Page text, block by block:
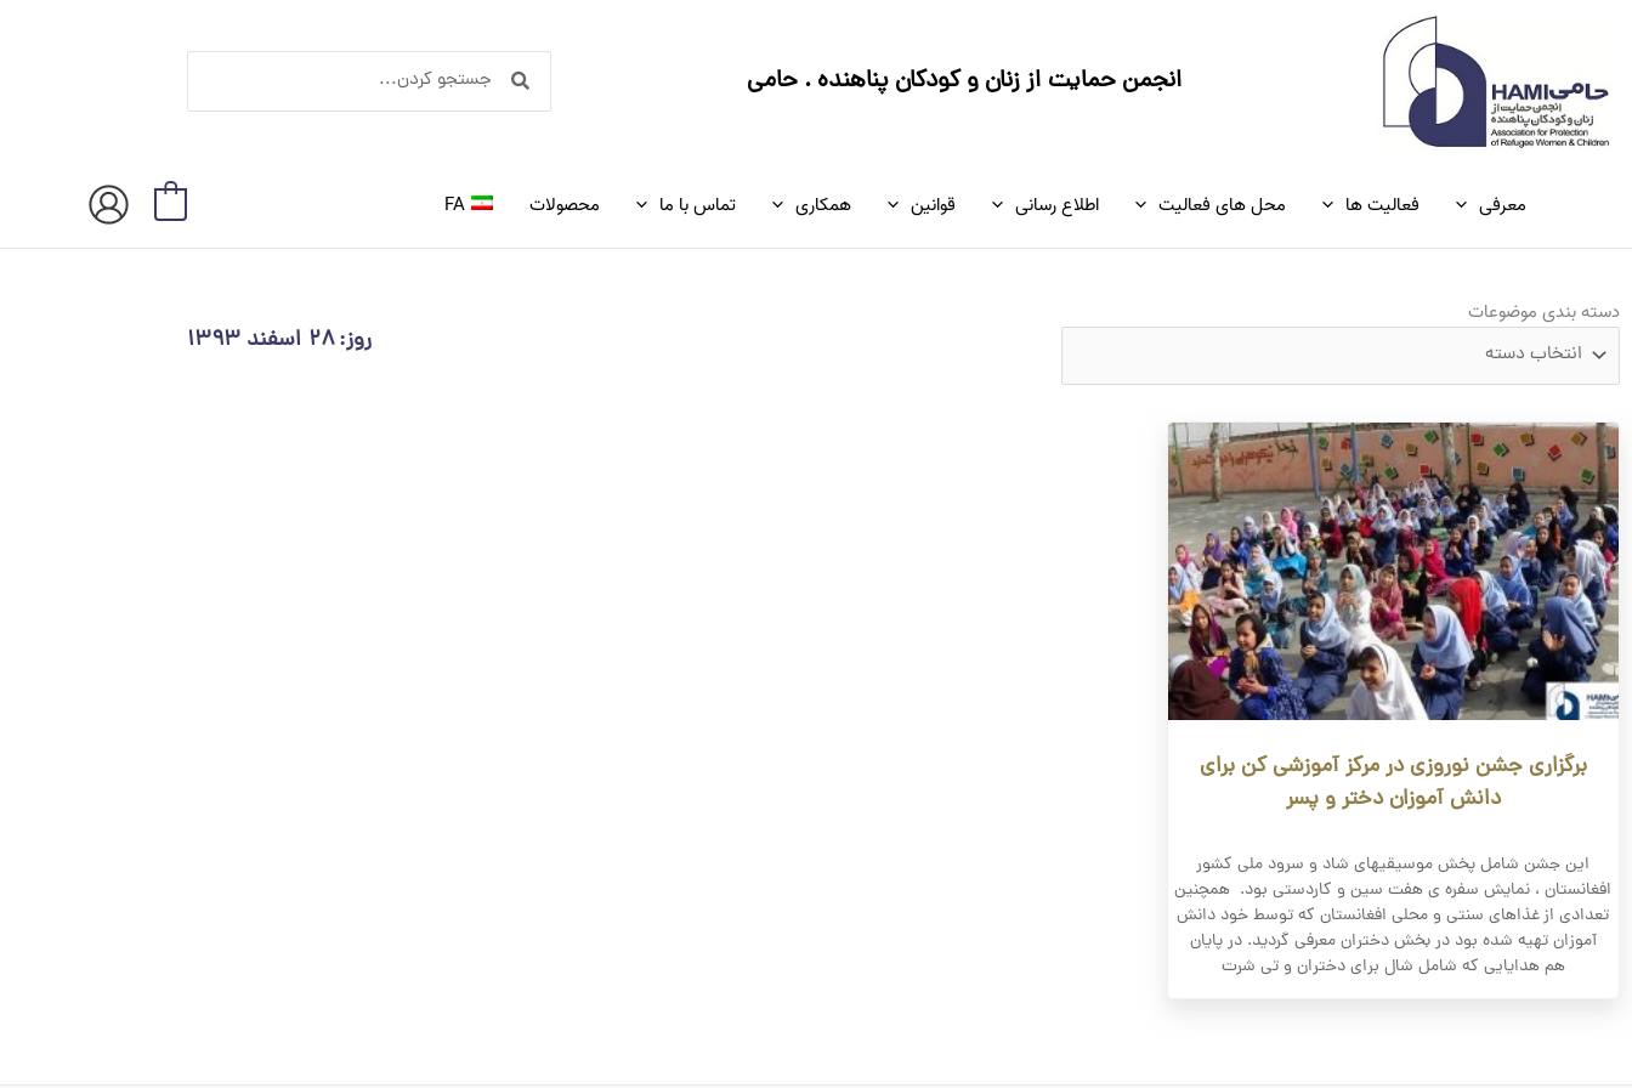
انجمن حمایت از زنان و کودکان پناهنده . حامی
جستجو
کردنکردن
معرفی فعالیت ها محل های فعالیت اطلاع رسانی قوانین همکاری تماس با ما محصولات FA
دسته بندی موضوعات
دسته
موضوعات
روز: ۲۸ اسفند ۱۳۹۳
برگزاری جشن نوروزی در مرکز آموزشی کن برای
دانش آموزان دختر و پسر
این جشن شامل پخش موسیقیهای شاد و سرود ملی کشور
افغانستان ، نمایش سفره ی هفت سین و کاردستی بود. همچنین
تعدادی از غذاهای سنتی و محلی افغانستان که توسط خود دانش
آموزان تهیه شده بود در بخش دختران معرفی گردید. در پایان
هم هدایایی که شامل شال برای دختران و تی شرت